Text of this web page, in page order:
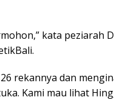
kata peziarah
rekannya dan
Kami mau lihat